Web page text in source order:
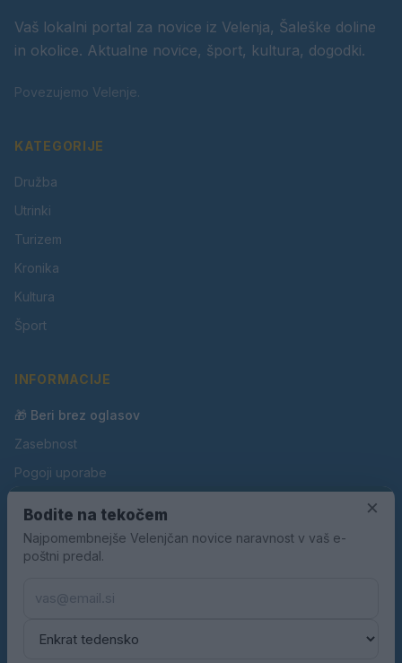
Vaš lokalni portal za novice iz Velenja, Šaleške doline
in okolice. Aktualne novice, šport, kultura, dogodki.
Povezujemo Velenje.
KATEGORIJE
Družba
Utrinki
Turizem
Kronika
Kultura
Šport
INFORMACIJE
🎁 Beri brez oglasov
Zasebnost
Pogoji uporabe
Oglaševanje
Kontakt
×
Bodite na tekočem
Najpomembnejše Velenjčan novice naravnost v vaš e-
poštni predal.